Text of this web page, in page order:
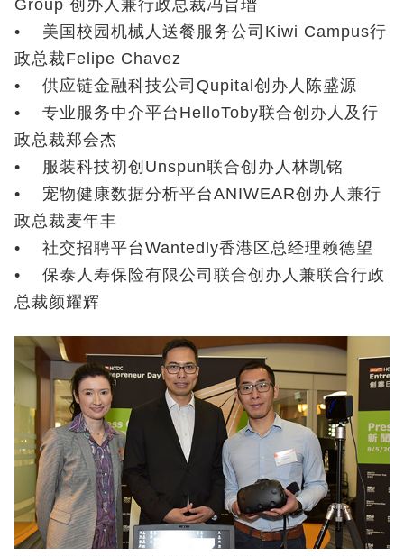
Group 创办人兼行政总裁冯旨瑨
• 美国校园机械人送餐服务公司Kiwi Campus行
政总裁Felipe Chavez
• 供应链金融科技公司Qupital创办人陈盛源
• 专业服务中介平台HelloToby联合创办人及行
政总裁郑会杰
• 服装科技初创Unspun联合创办人林凯铭
• 宠物健康数据分析平台ANIWEAR创办人兼行
政总裁麦年丰
• 社交招聘平台Wantedly香港区总经理赖德望
• 保泰人寿保险有限公司联合创办人兼联合行政
总裁颜耀辉